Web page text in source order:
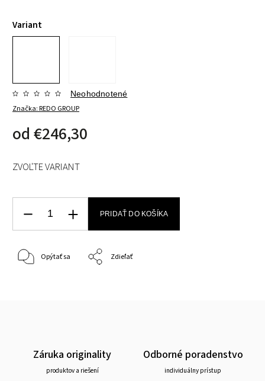
Variant
Značka:REDO GROUP
Neohodnotené
od €246,30
ZVOĽTE VARIANT
PRIDAŤ DO KOŠÍKA
Opýtať sa Zdieľať
Záruka originality
produktov a riešení
Odborné poradenstvo
individuálny prístup